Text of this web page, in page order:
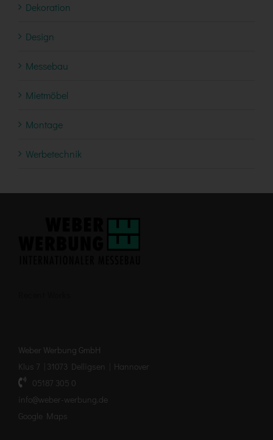
Dekoration
Design
Messebau
Mietmöbel
Montage
Werbetechnik
Weber Werbung GmbH
Klus 7 | 31073 Delligsen | Hannover
05187 305 0
info@weber-werbung.de
Google Maps